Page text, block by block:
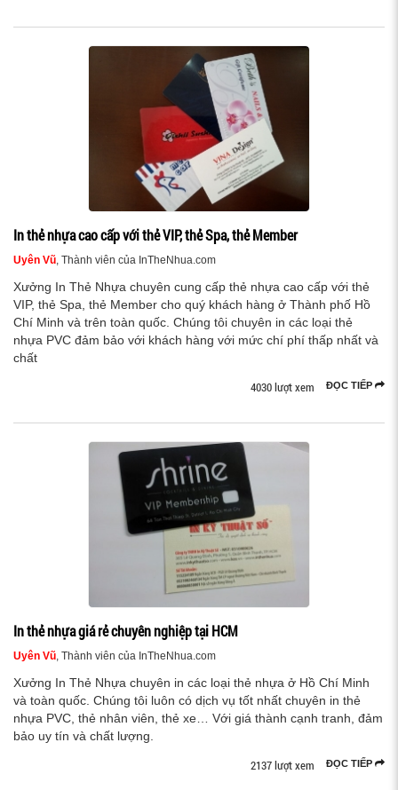
In thẻ nhựa cao cấp với thẻ VIP, thẻ Spa, thẻ Member
Uyên Vũ, Thành viên của InTheNhua.com
Xưởng In Thẻ Nhựa chuyên cung cấp thẻ nhựa cao cấp với thẻ
VIP, thẻ Spa, thẻ Member cho quý khách hàng ở Thành phố Hồ
Chí Minh và trên toàn quốc. Chúng tôi chuyên in các loại thẻ
nhựa PVC đảm bảo với khách hàng với mức chí phí thấp nhất và
chất
ĐỌC TIẾP
4030 lượt xem
In thẻ nhựa giá rẻ chuyên nghiệp tại HCM
Uyên Vũ, Thành viên của InTheNhua.com
Xưởng In Thẻ Nhựa chuyên in các loại thẻ nhựa ở Hồ Chí Minh
và toàn quốc. Chúng tôi luôn có dịch vụ tốt nhất chuyên in thẻ
nhựa PVC, thẻ nhân viên, thẻ xe… Với giá thành cạnh tranh, đảm
bảo uy tín và chất lượng.
ĐỌC TIẾP
2137 lượt xem